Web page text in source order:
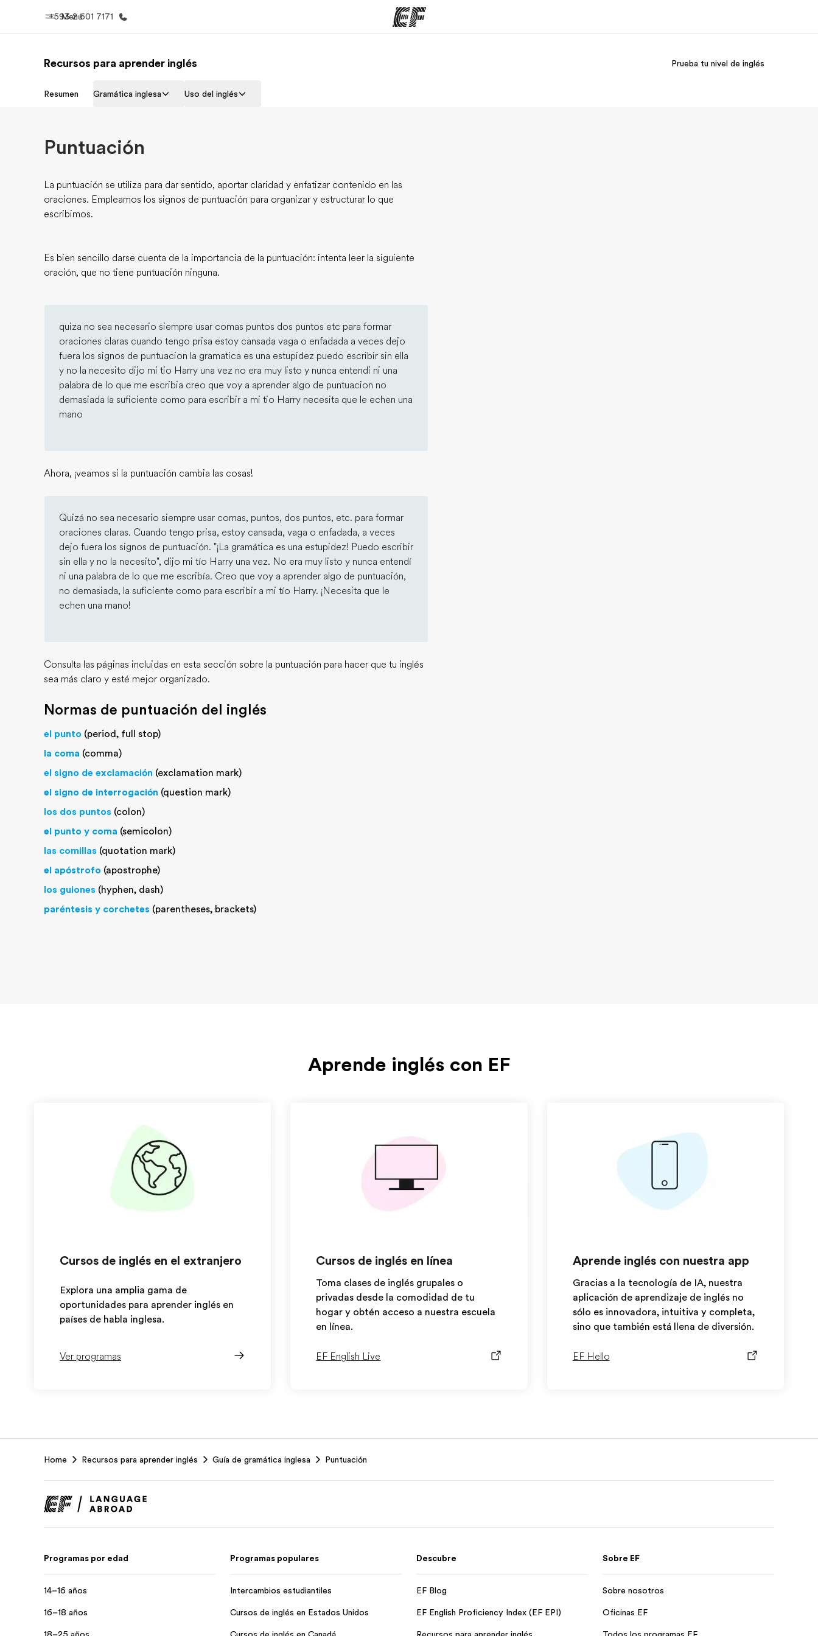
Menú
+593 2 601 7171
Inicio
Recursos para aprender inglés Prueba tu nivel de inglés
Resumen Gramática inglesa Uso del inglés
Puntuación
La puntuación se utiliza para dar sentido, aportar claridad y enfatizar contenido en las
oraciones. Empleamos los signos de puntuación para organizar y estructurar lo que
escribimos.
Es bien sencillo darse cuenta de la importancia de la puntuación: intenta leer la siguiente
oración, que no tiene puntuación ninguna.
quiza no sea necesario siempre usar comas puntos dos puntos etc para formar
oraciones claras cuando tengo prisa estoy cansada vaga o enfadada a veces dejo
fuera los signos de puntuacion la gramatica es una estupidez puedo escribir sin ella
y no la necesito dijo mi tio Harry una vez no era muy listo y nunca entendi ni una
palabra de lo que me escribia creo que voy a aprender algo de puntuacion no
demasiada la suficiente como para escribir a mi tio Harry necesita que le echen una
mano
Ahora, ¡veamos si la puntuación cambia las cosas!
Quizá no sea necesario siempre usar comas, puntos, dos puntos, etc. para formar
oraciones claras. Cuando tengo prisa, estoy cansada, vaga o enfadada, a veces
dejo fuera los signos de puntuación. "¡La gramática es una estupidez! Puedo escribir
sin ella y no la necesito", dijo mi tío Harry una vez. No era muy listo y nunca entendí
ni una palabra de lo que me escribía. Creo que voy a aprender algo de puntuación,
no demasiada, la suficiente como para escribir a mi tío Harry. ¡Necesita que le
echen una mano!
Consulta las páginas incluidas en esta sección sobre la puntuación para hacer que tu inglés
sea más claro y esté mejor organizado.
Normas de puntuación del inglés
el punto (period, full stop)
la coma (comma)
el signo de exclamación (exclamation mark)
el signo de interrogación (question mark)
los dos puntos (colon)
el punto y coma (semicolon)
las comillas (quotation mark)
el apóstrofo (apostrophe)
los guiones (hyphen, dash)
paréntesis y corchetes (parentheses, brackets)
Aprende inglés con EF
Cursos de inglés en el extranjero
Explora una amplia gama de
oportunidades para aprender inglés en
países de habla inglesa.
Ver programas
Cursos de inglés en línea
Toma clases de inglés grupales o
privadas desde la comodidad de tu
hogar y obtén acceso a nuestra escuela
en línea.
EF English Live
Aprende inglés con nuestra app
Gracias a la tecnología de IA, nuestra
aplicación de aprendizaje de inglés no
sólo es innovadora, intuitiva y completa,
sino que también está llena de diversión.
EF Hello
Home Recursos para aprender inglés Guía de gramática inglesa Puntuación
Programas por edad
14–16 años
16–18 años
Programas populares
Intercambios estudiantiles
Cursos de inglés en Estados Unidos
Descubre
EF Blog
EF English Proficiency Index (EF EPI)
Sobre EF
Sobre nosotros
Oficinas EF